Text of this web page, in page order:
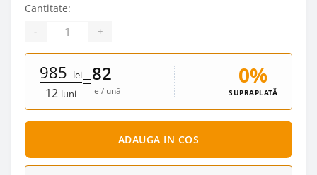
Cantitate:
- +
985 lei
12 luni
=82
lei/lună
0%
SUPRAPLATĂ
ADAUGA IN COS